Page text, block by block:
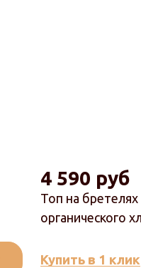
Топ на
органического
4 590 руб
Купить в 1 клик